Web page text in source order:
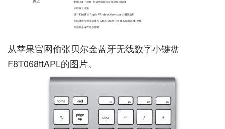
从苹果官网偷张贝尔金蓝牙无线数字小键盘
F8T068ttAPL的图片。